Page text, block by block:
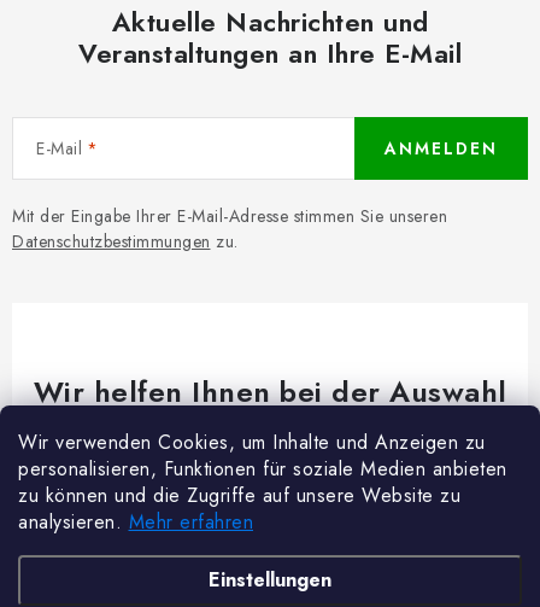
Wir verwenden Cookies, um Inhalte und Anzeigen zu
personalisieren, Funktionen für soziale Medien anbieten
zu können und die Zugriffe auf unsere Website zu
analysieren. Mehr erfahren
Einstellungen
Aktuelle Nachrichten und
Veranstaltungen an Ihre E-Mail
E-Mail
Mit der Eingabe Ihrer E-Mail-Adresse stimmen Sie unseren
Datenschutzbestimmungen zu.
ANMELDEN
Wir helfen Ihnen bei der Auswahl
Brauchen Sie Rat bei etwas? Wir sind für dich da!
Kundenservice@woodycrafts.de
+49 211 8694 2501 (Mo-Fr 8:00-16:00)